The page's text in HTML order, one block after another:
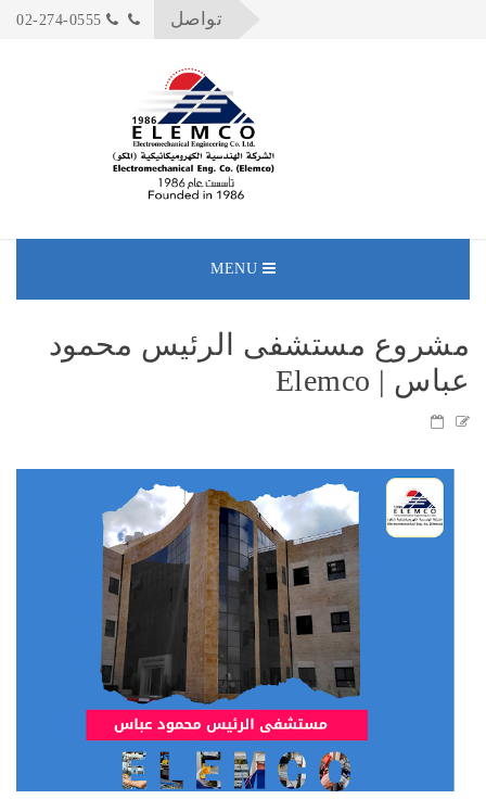
تواصل
MENU
مشروع مستشفى الرئيس محمود
عباس | Elemco